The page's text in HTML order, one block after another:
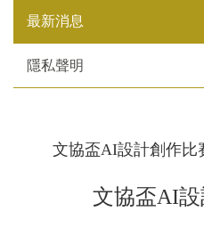
最新消息
隱私聲明
文協盃AI設計創作比
文協盃AI設